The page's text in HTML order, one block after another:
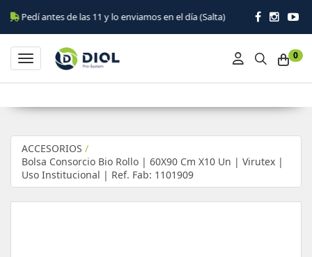
antes de las 11 y lo enviamos en el día (Salta)
0
Toggle navigation
ACCESORIOS /
Bolsa Consorcio Bio Rollo | 60X90 Cm X10 Un | Virutex |
Uso Institucional | Ref. Fab: 1101909